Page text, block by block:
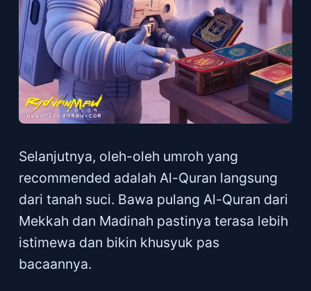
Selanjutnya, oleh-oleh umroh yang
recommended adalah Al-Quran langsung
dari tanah suci. Bawa pulang Al-Quran dari
Mekkah dan Madinah pastinya terasa lebih
istimewa dan bikin khusyuk pas
bacaannya.